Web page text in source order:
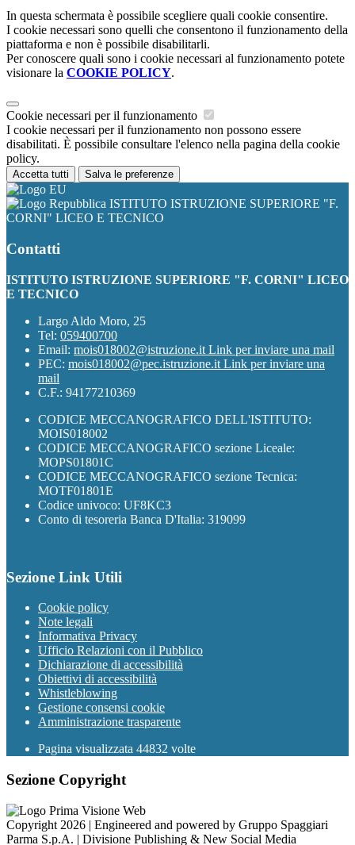
In questa schermata è possibile scegliere quali cookie consentire.
I cookie necessari sono quelli che consentono il funzionamento della
piattaforma e non è possibile disabilitarli.
Per conoscere quali sono i cookie necessari al funzionamento potete
visionare la COOKIE POLICY.
Cookie necessari per il funzionamento
I cookie necessari per il funzionamento non possono essere
disabilitati. È possibile consultare l'elenco nella pagina della cookie
policy.
Accetta tutti Salva le preferenze
ISTITUTO ISTRUZIONE SUPERIORE "F.
CORNI" LICEO E TECNICO
Contatti
ISTITUTO ISTRUZIONE SUPERIORE "F. CORNI" LICEO
E TECNICO
Largo Aldo Moro, 25
Tel: 059400700
Email: mois018002@istruzione.it Link per inviare una mail
PEC: mois018002@pec.istruzione.it Link per inviare una
mail
C.F.: 94177210369
CODICE MECCANOGRAFICO DELL'ISTITUTO:
MOIS018002
CODICE MECCANOGRAFICO sezione Liceale:
MOPS01801C
CODICE MECCANOGRAFICO sezione Tecnica:
MOTF01801E
Codice univoco: UF8KC3
Conto di tesoreria Banca D'Italia: 319099
Sezione Link Utili
Cookie policy
Note legali
Informativa Privacy
Ufficio Relazioni con il Pubblico
Dichiarazione di accessibilità
Obiettivi di accessibilità
Whistleblowing
Gestione consensi cookie
Amministrazione trasparente
Pagina visualizzata 44832 volte
Sezione Copyright
Copyright 2026 | Engineered and powered by Gruppo Spaggiari
Parma S.p.A. | Divisione Publishing & New Social Media